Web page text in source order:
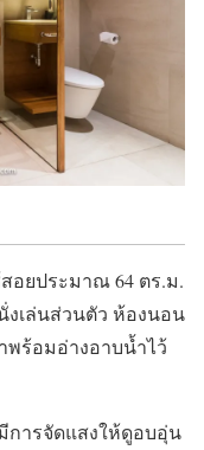
ยประมาณ 64 ตร.ม.
เล่นส่วนตัว ห้องนอน
ร้อมอ่างอาบน้ำไว้
การจัดแสงให้ดูอบอุ่น